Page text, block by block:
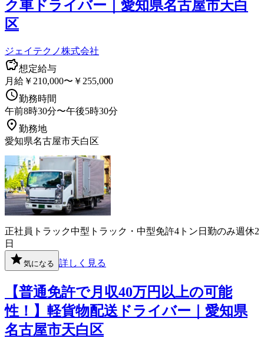
ク車ドライバー｜愛知県名古屋市天白
区
ジェイテクノ株式会社
想定給与
月給￥210,000〜￥255,000
勤務時間
午前8時30分〜午後5時30分
勤務地
愛知県名古屋市天白区
正社員 トラック中型トラック・中型免許4トン 日勤のみ週休2
日
気になる 詳しく見る
【普通免許で月収40万円以上の可能
性！】軽貨物配送ドライバー｜愛知県
名古屋市天白区